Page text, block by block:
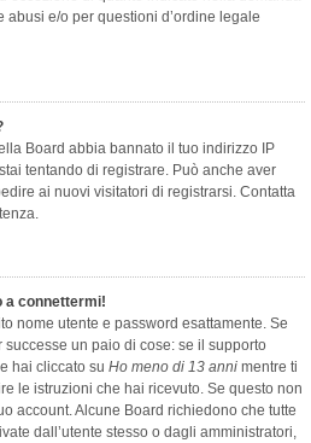
abusi e/o per questioni d’ordine legale
Board abbia bannato il tuo indirizzo IP
tentando di registrare. Può anche aver
ai nuovi visitatori di registrarsi. Contatta
a connettermi!
nome utente e password esattamente. Se
un paio di cose: se il supporto
hai cliccato su Ho meno di 13 anni mentre ti
le istruzioni che hai ricevuto. Se questo non
account. Alcune Board richiedono che tutte
dall’utente stesso o dagli amministratori,